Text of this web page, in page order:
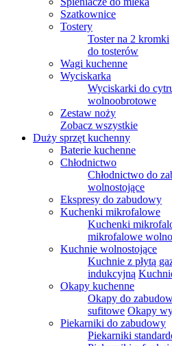
Szatkownice
Tostery
Toster na 2 kromki
do tosterów
Wagi kuchenne
Wyciskarka
Wyciskarki do
wolnoobrotowe
Zestaw noży
Zobacz wszystkie
Duży sprzęt kuchenny
Baterie kuchenne
Chłodnictwo
Chłodnictwo do
wolnostojące
Ekspresy do zabudowy
Kuchenki mikrofalowe
Kuchenki
mikrofalowe
Kuchnie wolnostojące
Kuchnie z płytą
indukcyjną
Okapy kuchenne
Okapy do
sufitowe Okapy
Piekarniki do zabudowy
Piekarniki